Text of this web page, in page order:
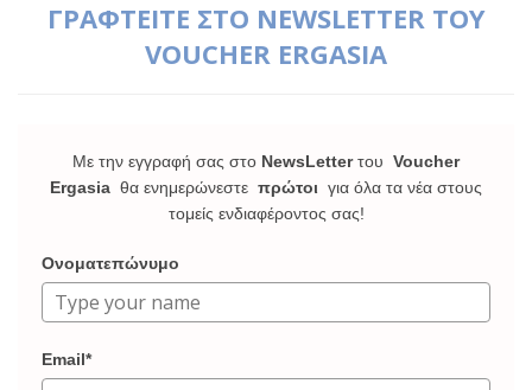
ΓΡΑΦΤΕΙΤΕ ΣΤΟ NEWSLETTER ΤΟΥ
VOUCHER ERGASIA
Με την εγγραφή σας στο NewsLetterτου Voucher
Ergasia θα ενημερώνεστε πρώτοι για όλα τα νέα στους
τομείς ενδιαφέροντος σας!
Ονοματεπώνυμο
Email*